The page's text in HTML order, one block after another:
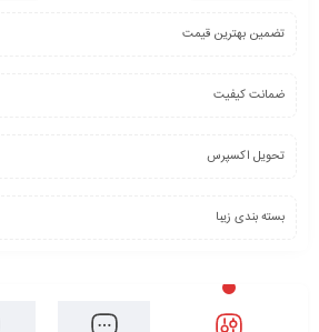
تضمین بهترین قیمت
ضمانت کیفیت
تحویل اکسپرس
بسته بندی زیبا